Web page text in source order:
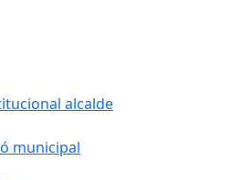
alcalde
municipal